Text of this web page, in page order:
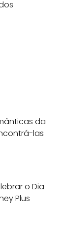
da
las
o Dia
Plus